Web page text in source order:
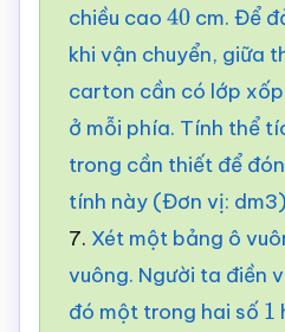
chiều cao 40 cm. Để
khi vận chuyển, giữa
carton cần có lớp
ở mỗi phía. Tính thể
trong cần thiết để
tính này (Đơn vị: dm3)
7. Xét một bảng ô
vuông. Người ta điền
đó một trong hai số 1